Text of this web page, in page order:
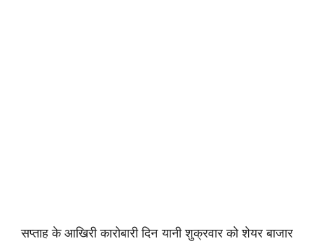
सप्ताह के आखिरी कारोबारी दिन यानी शुक्रवार को शेयर बाजार